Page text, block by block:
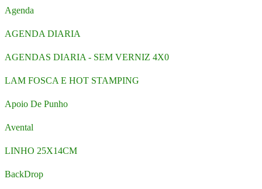
Agenda
AGENDA DIARIA
AGENDAS DIARIA - SEM VERNIZ 4X0
LAM FOSCA E HOT STAMPING
Apoio De Punho
Avental
LINHO 25X14CM
BackDrop